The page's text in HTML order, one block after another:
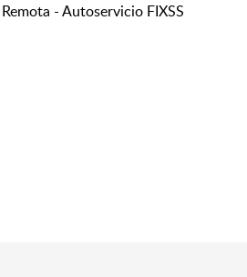
- Autoservicio FIXSS